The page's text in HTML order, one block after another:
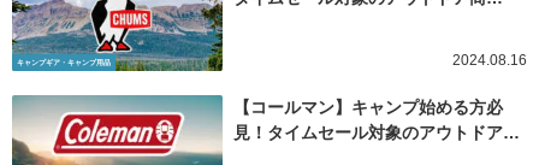
キャンプギア・キャンプ用品 2024.08.16
【コールマン】キャンプ始める方必
見！タイムセール対象のアウトドア…